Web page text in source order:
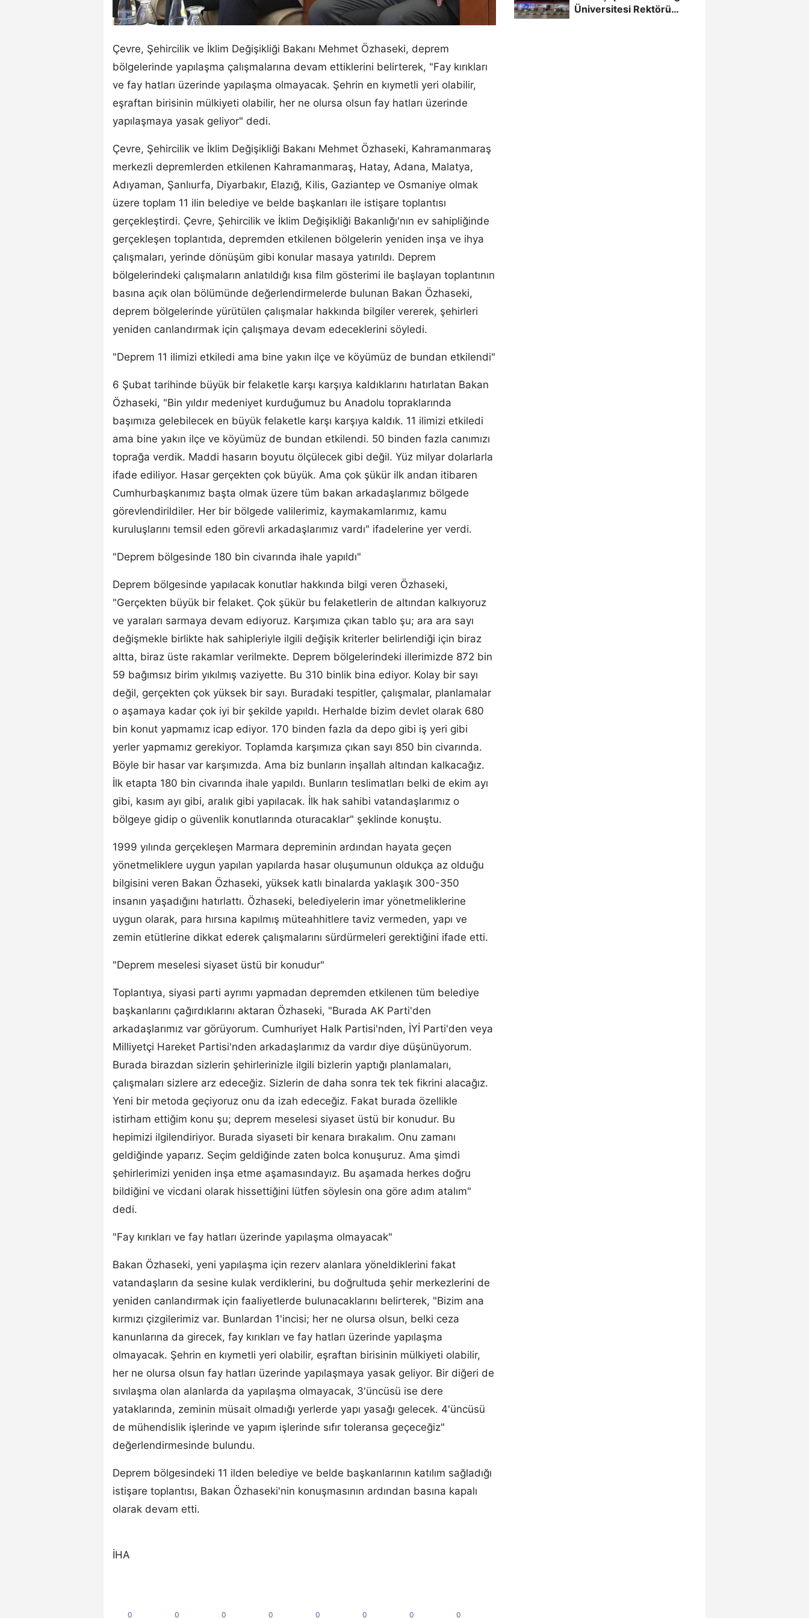
Çevre, Şehircilik ve İklim Değişikliği Bakanı Mehmet Özhaseki, deprem
bölgelerinde yapılaşma çalışmalarına devam ettiklerini belirterek, "Fay kırıkları
ve fay hatları üzerinde yapılaşma olmayacak. Şehrin en kıymetli yeri olabilir,
eşraftan birisinin mülkiyeti olabilir, her ne olursa olsun fay hatları üzerinde
yapılaşmaya yasak geliyor" dedi.
Çevre, Şehircilik ve İklim Değişikliği Bakanı Mehmet Özhaseki, Kahramanmaraş
merkezli depremlerden etkilenen Kahramanmaraş, Hatay, Adana, Malatya,
Adıyaman, Şanlıurfa, Diyarbakır, Elazığ, Kilis, Gaziantep ve Osmaniye olmak
üzere toplam 11 ilin belediye ve belde başkanları ile istişare toplantısı
gerçekleştirdi. Çevre, Şehircilik ve İklim Değişikliği Bakanlığı'nın ev sahipliğinde
gerçekleşen toplantıda, depremden etkilenen bölgelerin yeniden inşa ve ihya
çalışmaları, yerinde dönüşüm gibi konular masaya yatırıldı. Deprem
bölgelerindeki çalışmaların anlatıldığı kısa film gösterimi ile başlayan toplantının
basına açık olan bölümünde değerlendirmelerde bulunan Bakan Özhaseki,
deprem bölgelerinde yürütülen çalışmalar hakkında bilgiler vererek, şehirleri
yeniden canlandırmak için çalışmaya devam edeceklerini söyledi.
"Deprem 11 ilimizi etkiledi ama bine yakın ilçe ve köyümüz de bundan etkilendi"
6 Şubat tarihinde büyük bir felaketle karşı karşıya kaldıklarını hatırlatan Bakan
Özhaseki, "Bin yıldır medeniyet kurduğumuz bu Anadolu topraklarında
başımıza gelebilecek en büyük felaketle karşı karşıya kaldık. 11 ilimizi etkiledi
ama bine yakın ilçe ve köyümüz de bundan etkilendi. 50 binden fazla canımızı
toprağa verdik. Maddi hasarın boyutu ölçülecek gibi değil. Yüz milyar dolarlarla
ifade ediliyor. Hasar gerçekten çok büyük. Ama çok şükür ilk andan itibaren
Cumhurbaşkanımız başta olmak üzere tüm bakan arkadaşlarımız bölgede
görevlendirildiler. Her bir bölgede valilerimiz, kaymakamlarımız, kamu
kuruluşlarını temsil eden görevli arkadaşlarımız vardı" ifadelerine yer verdi.
"Deprem bölgesinde 180 bin civarında ihale yapıldı"
Deprem bölgesinde yapılacak konutlar hakkında bilgi veren Özhaseki,
"Gerçekten büyük bir felaket. Çok şükür bu felaketlerin de altından kalkıyoruz
ve yaraları sarmaya devam ediyoruz. Karşımıza çıkan tablo şu; ara ara sayı
değişmekle birlikte hak sahipleriyle ilgili değişik kriterler belirlendiği için biraz
altta, biraz üste rakamlar verilmekte. Deprem bölgelerindeki illerimizde 872 bin
59 bağımsız birim yıkılmış vaziyette. Bu 310 binlik bina ediyor. Kolay bir sayı
değil, gerçekten çok yüksek bir sayı. Buradaki tespitler, çalışmalar, planlamalar
o aşamaya kadar çok iyi bir şekilde yapıldı. Herhalde bizim devlet olarak 680
bin konut yapmamız icap ediyor. 170 binden fazla da depo gibi iş yeri gibi
yerler yapmamız gerekiyor. Toplamda karşımıza çıkan sayı 850 bin civarında.
Böyle bir hasar var karşımızda. Ama biz bunların inşallah altından kalkacağız.
İlk etapta 180 bin civarında ihale yapıldı. Bunların teslimatları belki de ekim ayı
gibi, kasım ayı gibi, aralık gibi yapılacak. İlk hak sahibi vatandaşlarımız o
bölgeye gidip o güvenlik konutlarında oturacaklar" şeklinde konuştu.
1999 yılında gerçekleşen Marmara depreminin ardından hayata geçen
yönetmeliklere uygun yapılan yapılarda hasar oluşumunun oldukça az olduğu
bilgisini veren Bakan Özhaseki, yüksek katlı binalarda yaklaşık 300-350
insanın yaşadığını hatırlattı. Özhaseki, belediyelerin imar yönetmeliklerine
uygun olarak, para hırsına kapılmış müteahhitlere taviz vermeden, yapı ve
zemin etütlerine dikkat ederek çalışmalarını sürdürmeleri gerektiğini ifade etti.
"Deprem meselesi siyaset üstü bir konudur"
Toplantıya, siyasi parti ayrımı yapmadan depremden etkilenen tüm belediye
başkanlarını çağırdıklarını aktaran Özhaseki, "Burada AK Parti'den
arkadaşlarımız var görüyorum. Cumhuriyet Halk Partisi'nden, İYİ Parti'den veya
Milliyetçi Hareket Partisi'nden arkadaşlarımız da vardır diye düşünüyorum.
Burada birazdan sizlerin şehirlerinizle ilgili bizlerin yaptığı planlamaları,
çalışmaları sizlere arz edeceğiz. Sizlerin de daha sonra tek tek fikrini alacağız.
Yeni bir metoda geçiyoruz onu da izah edeceğiz. Fakat burada özellikle
istirham ettiğim konu şu; deprem meselesi siyaset üstü bir konudur. Bu
hepimizi ilgilendiriyor. Burada siyaseti bir kenara bırakalım. Onu zamanı
geldiğinde yaparız. Seçim geldiğinde zaten bolca konuşuruz. Ama şimdi
şehirlerimizi yeniden inşa etme aşamasındayız. Bu aşamada herkes doğru
bildiğini ve vicdani olarak hissettiğini lütfen söylesin ona göre adım atalım"
dedi.
"Fay kırıkları ve fay hatları üzerinde yapılaşma olmayacak"
Bakan Özhaseki, yeni yapılaşma için rezerv alanlara yöneldiklerini fakat
vatandaşların da sesine kulak verdiklerini, bu doğrultuda şehir merkezlerini de
yeniden canlandırmak için faaliyetlerde bulunacaklarını belirterek, "Bizim ana
kırmızı çizgilerimiz var. Bunlardan 1'incisi; her ne olursa olsun, belki ceza
kanunlarına da girecek, fay kırıkları ve fay hatları üzerinde yapılaşma
olmayacak. Şehrin en kıymetli yeri olabilir, eşraftan birisinin mülkiyeti olabilir,
her ne olursa olsun fay hatları üzerinde yapılaşmaya yasak geliyor. Bir diğeri de
sıvılaşma olan alanlarda da yapılaşma olmayacak, 3'üncüsü ise dere
yataklarında, zeminin müsait olmadığı yerlerde yapı yasağı gelecek. 4'üncüsü
de mühendislik işlerinde ve yapım işlerinde sıfır toleransa geçeceğiz"
değerlendirmesinde bulundu.
Deprem bölgesindeki 11 ilden belediye ve belde başkanlarının katılım sağladığı
istişare toplantısı, Bakan Özhaseki'nin konuşmasının ardından basına kapalı
olarak devam etti.
İHA
Üniversitesi Rektörü